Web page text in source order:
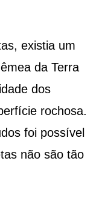
existia um
da Terra
dos
rochosa.
foi possível
não são tão